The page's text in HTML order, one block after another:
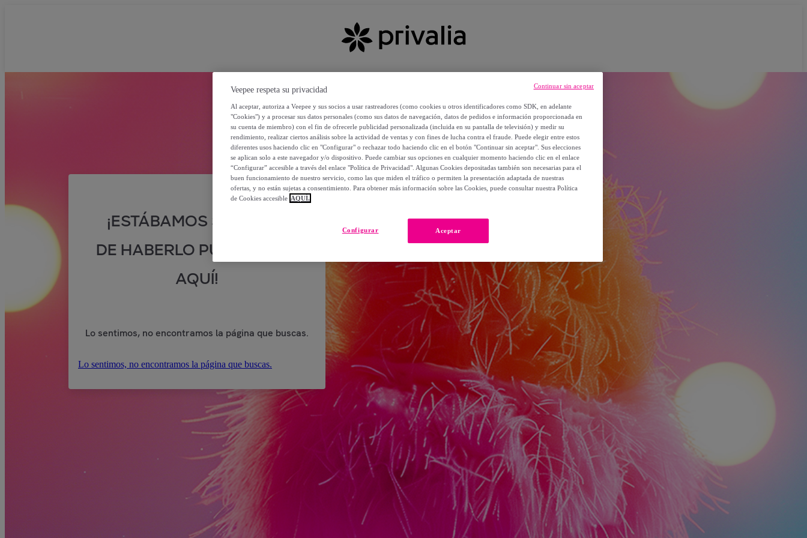
¡ESTÁBAMOS SEGUROS
DE HABERLO PUESTO POR
AQUÍ!
Lo sentimos, no encontramos la página que buscas.
Lo sentimos, no encontramos la página que buscas.
Veepee respeta su privacidad
Al aceptar, autoriza a Veepee y sus socios a usar rastreadores (como cookies u otros identificadores como SDK, en adelante
"Cookies") y a procesar sus datos personales (como sus datos de navegación, datos de pedidos e información proporcionada en
su cuenta de miembro) con el fin de ofrecerle publicidad personalizada (incluida en su pantalla de televisión) y medir su
rendimiento, realizar ciertos análisis sobre la actividad de ventas y con fines de lucha contra el fraude. Puede elegir entre estos
diferentes usos haciendo clic en "Configurar" o rechazar todo haciendo clic en el botón "Continuar sin aceptar". Sus elecciones
se aplican solo a este navegador y/o dispositivo. Puede cambiar sus opciones en cualquier momento haciendo clic en el enlace
“Configurar” accesible a través del enlace "Política de Privacidad". Algunas Cookies depositadas también son necesarias para el
buen funcionamiento de nuestro servicio, como las que miden el tráfico o permiten la presentación adaptada de nuestras
ofertas, y no están sujetas a consentimiento. Para obtener más información sobre las Cookies, puede consultar nuestra Política
de Cookies accesible AQUÍ.
Aceptar
Configurar
Continuar sin aceptar